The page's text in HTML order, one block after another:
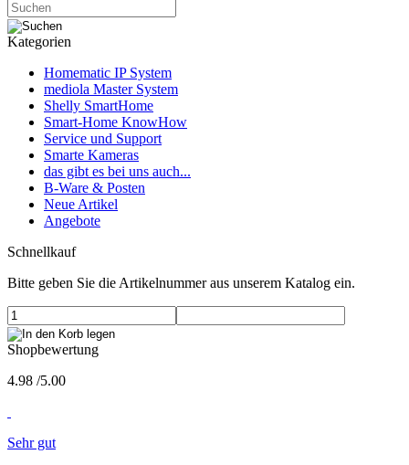
Kategorien
Homematic IP System
mediola Master System
Shelly SmartHome
Smart-Home KnowHow
Service und Support
Smarte Kameras
das gibt es bei uns auch...
B-Ware & Posten
Neue Artikel
Angebote
Schnellkauf
Bitte geben Sie die Artikelnummer aus unserem Katalog ein.
Shopbewertung
4.98 /5.00
Sehr gut